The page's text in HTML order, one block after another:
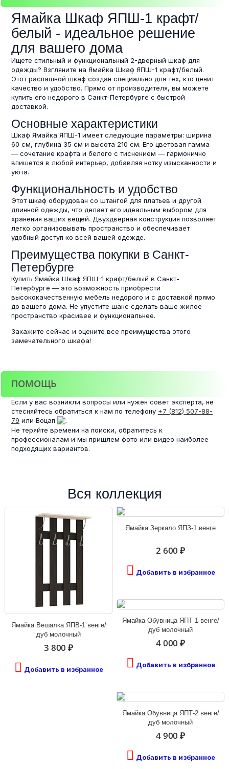
Ямайка Шкаф ЯПШ-1 крафт/
белый - идеальное решение
для вашего дома
Ищете стильный и функциональный 2-дверный шкаф для
одежды? Взгляните на Ямайка Шкаф ЯПШ-1 крафт/белый.
Этот распашной шкаф создан специально для тех, кто ценит
качество и удобство. Прямо от производителя, вы можете
купить его недорого в Санкт-Петербурге с быстрой
доставкой.
Основные характеристики
Шкаф Ямайка ЯПШ-1 имеет следующие параметры: ширина
60 см, глубина 35 см и высота 210 см. Его цветовая гамма
— сочетание крафта и белого с тиснением — гармонично
впишется в любой интерьер, добавляя нотку изысканности и
уюта.
Функциональность и удобство
Этот шкаф оборудован со штангой для платьев и другой
длинной одежды, что делает его идеальным выбором для
хранения ваших вещей. Двухдверная конструкция позволяет
легко организовывать пространство и обеспечивает
удобный доступ ко всей вашей одежде.
Преимущества покупки в Санкт-
Петербурге
Купить Ямайка Шкаф ЯПШ-1 крафт/белый в Санкт-
Петербурге — это возможность приобрести
высококачественную мебель недорого и с доставкой прямо
до вашего дома. Не упустите шанс сделать ваше жилое
пространство красивее и функциональнее.
Закажите сейчас и оцените все преимущества этого
замечательного шкафа!
ПОМОЩЬ
Если у вас возникли вопросы или нужен совет эксперта, не
стесняйтесь обратиться к нам по телефону +7 (812) 507-88-
79 или Воцап
.
Не теряйте времени на поиски, обратитесь к
профессионалам и мы пришлем фото или видео наиболее
подходящих вариантов.
Вся коллекция
Ямайка Вешалка ЯПВ-1 венге/
дуб молочный
3 800 ₽
Добавить в избранное
Ямайка Зеркало ЯПЗ-1 венге
2 600 ₽
Добавить в избранное
Ямайка Обувница ЯПТ-1 венге/
дуб молочный
4 000 ₽
Добавить в избранное
Ямайка Обувница ЯПТ-2 венге/
дуб молочный
4 900 ₽
Добавить в избранное